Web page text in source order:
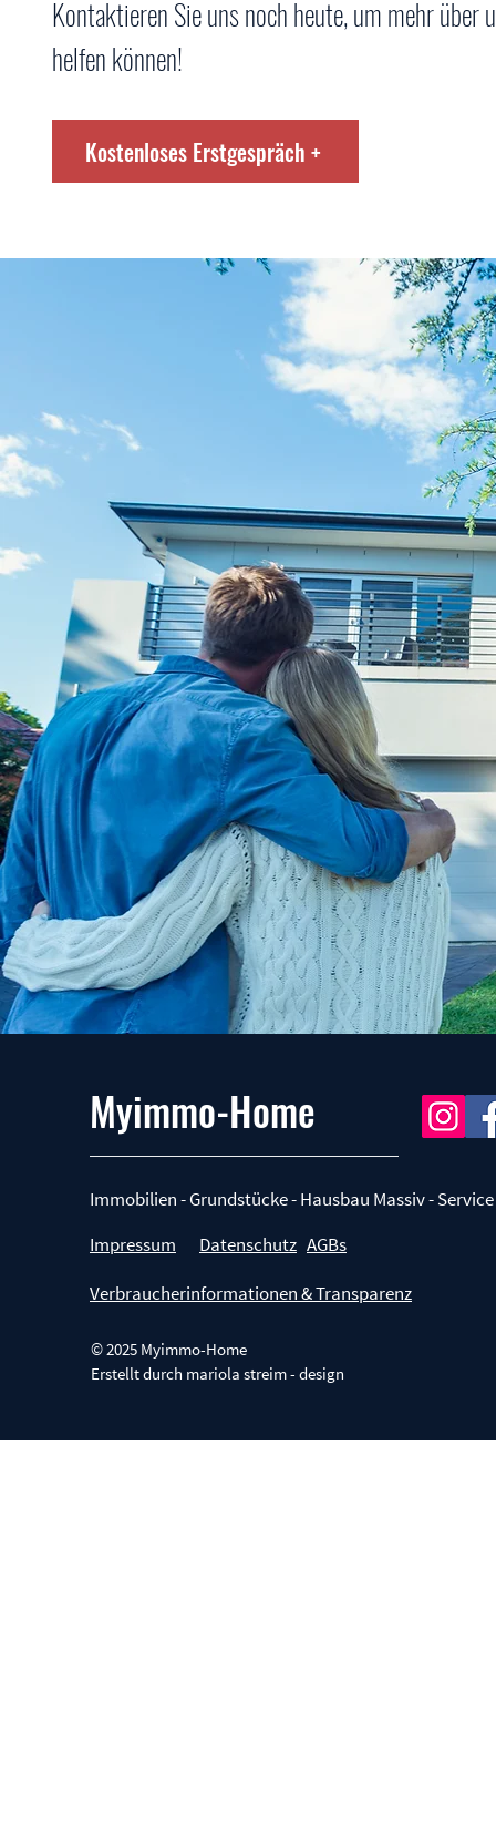
Kontaktieren Sie uns noch heute, um mehr
helfen können!
Kostenloses Erstgespräch +
Myimmo-Home
© 2025 Myimmo-Home
Erstellt durch mariola streim - design
Impressum Datenschutz
Immobilien - Grundstücke - Hausbau Massiv - Service
AGBs
Verbraucherinformationen & Transparenz